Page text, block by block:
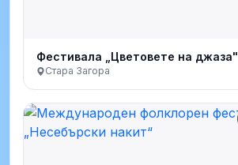
Фестивала „Цветовете на джаза"
Стара Загора